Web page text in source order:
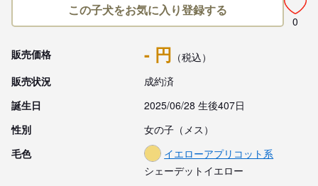
この子犬をお気に入り登録する
0
販売価格 - 円 （税込）
販売状況
成約済
誕生日
2025/06/28 生後407日
性別
女の子（メス）
毛色
イエローアプリコット系
シェーデットイエロー